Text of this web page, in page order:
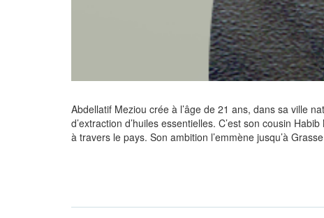
Abdellatif Meziou crée à l’âge de 21 ans, dans sa ville
d’extraction d’huiles essentielles. C’est son cousin Habib
à travers le pays. Son ambition l’emmène jusqu’à